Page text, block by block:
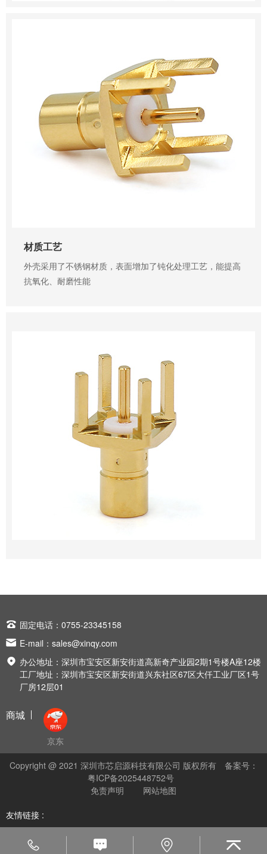
材质工艺
外壳采用了不锈钢材质，表面增加了钝化处理工艺，能提高
抗氧化、耐磨性能
 固定电话：0755-23345158
 E-mail： sales@xinqy.com
 办公地址：深圳市宝安区新安街道高新奇产业园2期1号楼A座12楼
工厂地址：深圳市宝安区新安街道兴东社区67区大仟工业厂区1号
厂房12层01
商城
京东
Copyright @ 2021 深圳市芯启源科技有限公司 版权所有
备案号：
粤ICP备2025448752号
免责声明
网站地图
友情链接 :
   